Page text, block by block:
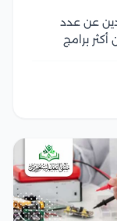
عن عدد
برامج
في...